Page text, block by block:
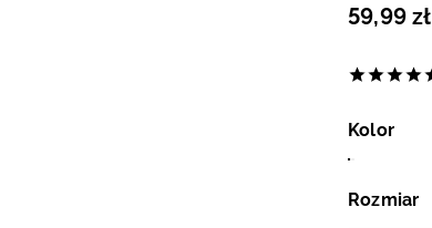
59,99 zł
Kolor
Rozmiar